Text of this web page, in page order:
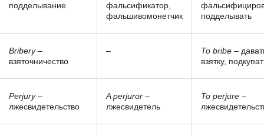
подделывание
фальсификатор,
фальшивомонетчик
подделывать
Bribery–
взяточничество
– To bribe –
взятку,
Perjury–
лжесвидетельство
A perjuror –
лжесвидетель
To perjure –